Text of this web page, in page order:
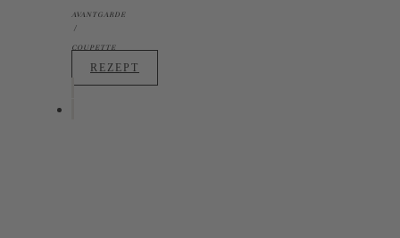
AVANTGARDE
COUPETTE
REZEPT